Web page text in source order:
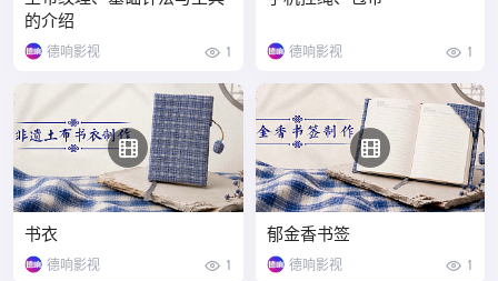
的介绍
德响影视 1 德响影视 1
书衣
德响影视 1
郁金香书签
德响影视 1